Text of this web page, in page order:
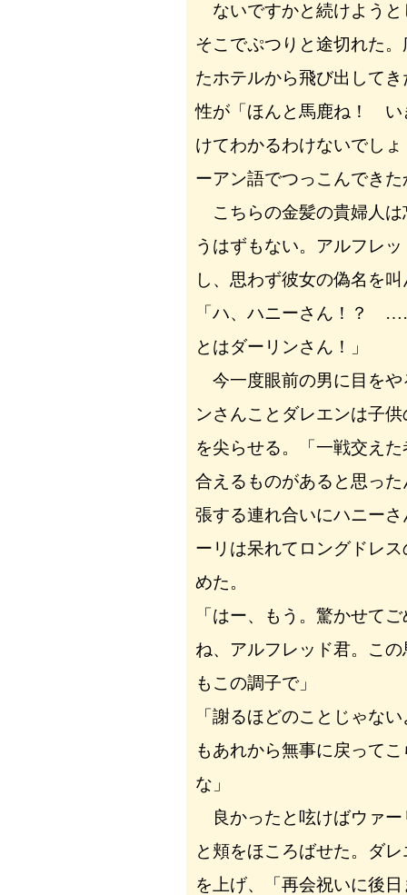
ないですかと続けようと
そこでぷつりと途切れた
たホテルから飛び出して
性が「ほんと馬鹿ね！ い
けてわかるわけないでし
ーアン語でつっこんでき
こちらの金髪の貴婦人は
うはずもない。アルフレ
し、思わず彼女の偽名を
「ハ、ハニーさん！？
とはダーリンさん！」
今一度眼前の男に目をや
ンさんことダレエンは子
を尖らせる。「一戦交え
合えるものがあると思っ
張する連れ合いにハニー
ーリは呆れてロングドレ
めた。
「はー、もう。驚かせて
ね、アルフレッド君。こ
もこの調子で」
「謝るほどのことじゃな
もあれから無事に戻って
な」
良かったと呟けばウァー
と頬をほころばせた。ダ
を上げ、「再会祝いに後